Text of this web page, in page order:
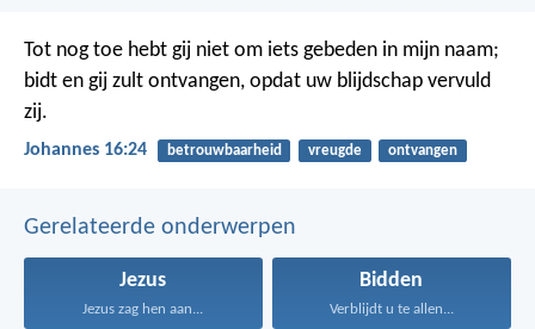
Tot nog toe hebt gij niet om iets gebeden in mijn naam;
bidt en gij zult ontvangen, opdat uw blijdschap vervuld
zij.
Johannes 16:24 betrouwbaarheid vreugde ontvangen
Gerelateerde onderwerpen
Jezus
Jezus zag hen aan...
Bidden
Verblijdt u te allen...